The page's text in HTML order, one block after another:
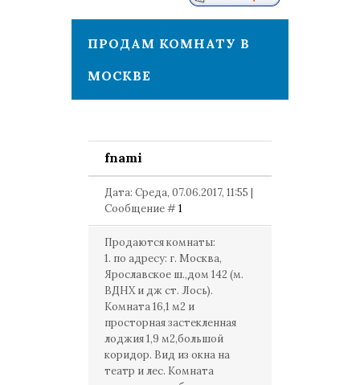
ПРОДАМ КОМНАТУ В
МОСКВЕ
fnami
Дата: Среда, 07.06.2017, 11:55 |
Сообщение #1
Продаются комнаты:
1. по адресу: г. Москва,
Ярославское ш.,дом 142 (м.
ВДНХ и дж ст. Лось).
Комната 16,1 м2 и
просторная застекленная
лоджия 1,9 м2,большой
коридор. Вид из окна на
театр и лес. Комната